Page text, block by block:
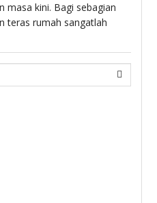
masa kini. Bagi sebagian
teras rumah sangatlah